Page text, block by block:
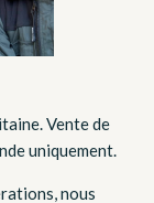
Vente de
uniquement.
nous